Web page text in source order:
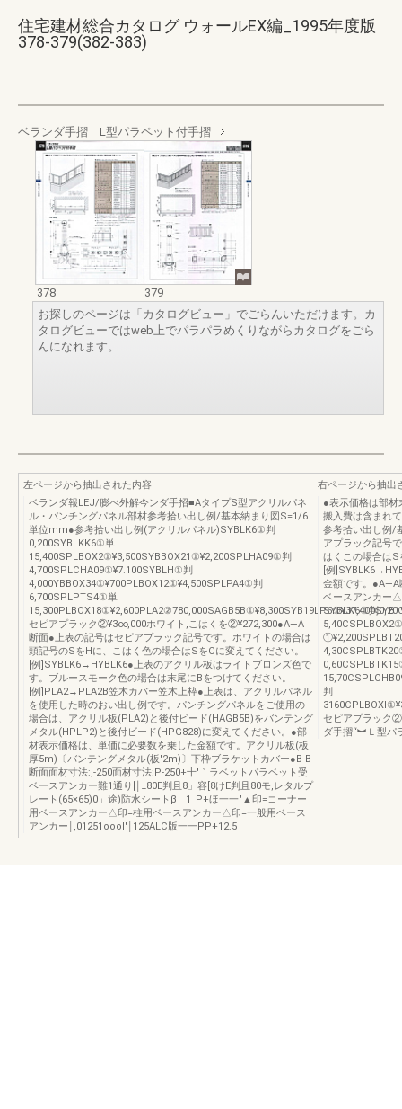
住宅建材総合カタログ ウォールEX編_1995年度版
378-379(382-383)
ベランダ手摺 L型パラペット付手摺
378
379
お探しのページは「カタログビュー」でごらんいただけます。カ
タログビューではweb上でパラパラめくりながらカタログをごら
んになれます。
左ページから抽出された内容
ベランダ報LEJ/膨べ外解今ンダ手招■AタイプS型アクリルパネ
ル・パンチングパネル部材参考拾い出し例/基本納まり図S=1/6
単位mm●参考拾い出し例(アクリルパネル)SYBLK6①判
0,200SYBLKK6①単
15,400SPLBOX2①¥3,500SYBBOX21①¥2,200SPLHA09①判
4,700SPLCHA09①¥7.100SYBLH①判
4,000YBBOX34①¥700PLBOX12①¥4,500SPLPA4①判
6,700SPLPTS4①単
セピアプラック②¥3∞,000ホワイト,こはくを②¥272,300●A―A
断面●上表の記号はセピアプラック記号です。ホワイトの場合は
頭記号のSをHに、こはく色の場合はSをCに変えてください。
[例]SYBLK6→HYBLK6●上表のアクリル板はライトブロンズ色で
す。ブルースモーク色の場合は末尾にBをつけてください。
[例]PLA2→PLA2B笠木カバー笠木上枠●上表は、アクリルパネル
を使用した時のおい出し例です。パンチングパネルをご使用の
場合は、アクリル板(PLA2)と後付ビード(HAGB5B)をバンテング
メタル(HPLP2)と後付ビード(HPG828)に変えてください。●部
材表示価格は、単価に必要数を乗した金額です。アクリル板(板
厚5m)〔バンテングメタル(板'2m)〕下枠ブラケットカバー●B‐B
断面面材寸法:,-250面材寸法:P-250+十′｀ラベットパラベット受
ベースアンカー難1通り[￨±80E判且8」容[8けE判且80モ,レタルプ
レート(65×65)0」途)防水シートβ__1_P+ほ一一″▲印=コーナー
用ベースアンカー△印=柱用ベースアンカー△印=一般用ベース
アンカー￨,01251oool′￨125ALC版一一PP+12.5
右ページから抽出
●表示価格は部材
搬入費は含まれ
参考拾い出し例/
アプラック記号
はくこの場合は
[例
金額です。
ベースアンカー
SYBLK6①判
判
セピアプラック
ダ手摺“︼Ｌ型パ